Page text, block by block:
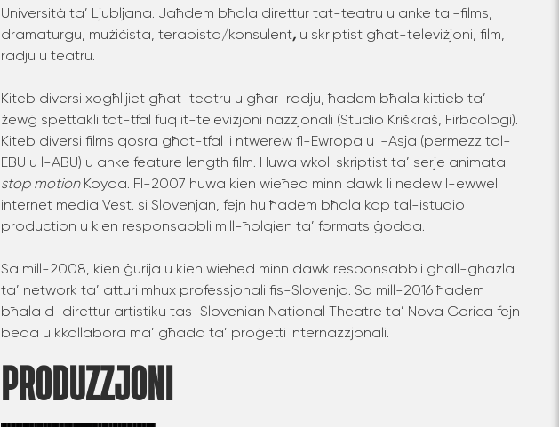
Università ta’ Ljubljana. Jaħdem bħala direttur tat-teatru u anke tal-films,
dramaturgu, mużiċista, terapista/konsulent, u skriptist għat-televiżjoni, film,
radju u teatru.
Kiteb diversi xogħlijiet għat-teatru u għar-radju, ħadem bħala kittieb ta’
żewġ spettakli tat-tfal fuq it-televiżjoni nazzjonali (Studio Kriškraš, Firbcologi).
Kiteb diversi films qosra għat-tfal li ntwerew fl-Ewropa u l-Asja (permezz tal-
EBU u l-ABU) u anke feature length film. Huwa wkoll skriptist ta’ serje animata
stop motion Koyaa. Fl-2007 huwa kien wieħed minn dawk li nedew l-ewwel
internet media Vest. si Slovenjan, fejn hu ħadem bħala kap tal-istudio
production u kien responsabbli mill-ħolqien ta’ formats ġodda.
Sa mill-2008, kien ġurija u kien wieħed minn dawk responsabbli għall-għażla
ta’ network ta’ atturi mhux professjonali fis-Slovenja. Sa mill-2016 ħadem
bħala d-direttur artistiku tas-Slovenian National Theatre ta’ Nova Gorica fejn
beda u kkollabora ma’ għadd ta’ proġetti internazzjonali.
PRODUZZJONI